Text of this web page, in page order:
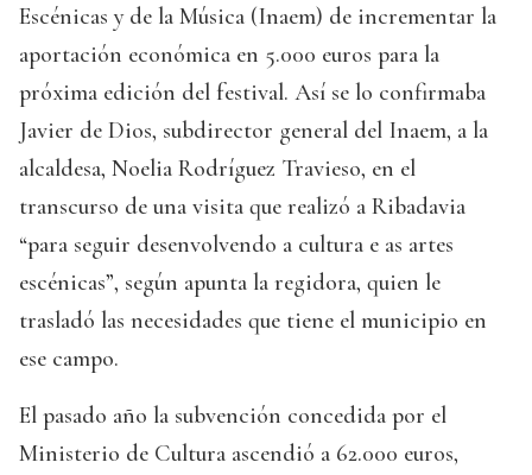
Escénicas y de la Música (Inaem) de incrementar la
aportación económica en 5.000 euros para la
próxima edición del festival. Así se lo confirmaba
Javier de Dios, subdirector general del Inaem, a la
alcaldesa, Noelia Rodríguez Travieso, en el
transcurso de una visita que realizó a Ribadavia
“para seguir desenvolvendo a cultura e as artes
escénicas”, según apunta la regidora, quien le
trasladó las necesidades que tiene el municipio en
ese campo.
El pasado año la subvención concedida por el
Ministerio de Cultura ascendió a 62.000 euros,